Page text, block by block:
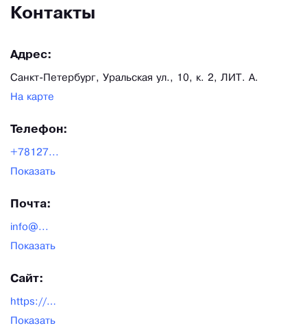
Контакты
Адрес:
Санкт-Петербург, Уральская ул., 10, к. 2, ЛИТ. А.
На карте
Телефон:
+78127...
Показать
Почта:
info@...
Показать
Сайт:
https://dymohodvulkan.ru/
Показать